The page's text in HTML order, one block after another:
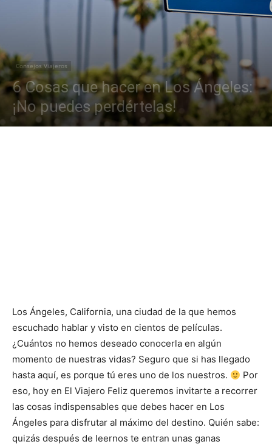
Consejos Viajeros
6 Cosas que hacer en Los Ángeles:
¡No puedes perdértelas!
Los Ángeles, California, una ciudad de la que hemos
escuchado hablar y visto en cientos de películas.
¿Cuántos no hemos deseado conocerla en algún
momento de nuestras vidas? Seguro que si has llegado
hasta aquí, es porque tú eres uno de los nuestros.
Por
eso, hoy en El Viajero Feliz queremos invitarte a recorrer
las cosas indispensables que debes hacer en Los
Ángeles para disfrutar al máximo del destino. Quién sabe:
quizás después de leernos te entran unas ganas